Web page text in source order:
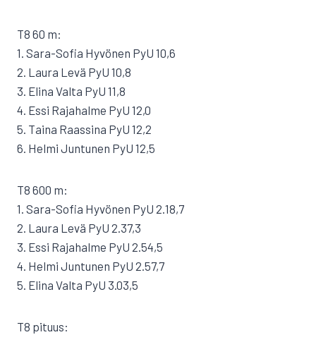
T8 60 m:
1. Sara-Sofia Hyvönen PyU 10,6
2. Laura Levä PyU 10,8
3. Elina Valta PyU 11,8
4. Essi Rajahalme PyU 12,0
5. Taina Raassina PyU 12,2
6. Helmi Juntunen PyU 12,5
T8 600 m:
1. Sara-Sofia Hyvönen PyU 2.18,7
2. Laura Levä PyU 2.37,3
3. Essi Rajahalme PyU 2.54,5
4. Helmi Juntunen PyU 2.57,7
5. Elina Valta PyU 3.03,5
T8 pituus: